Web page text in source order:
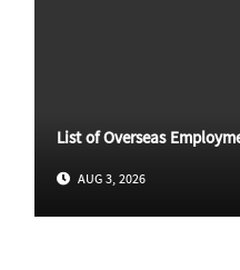
List of Overseas
AUG 3, 2026